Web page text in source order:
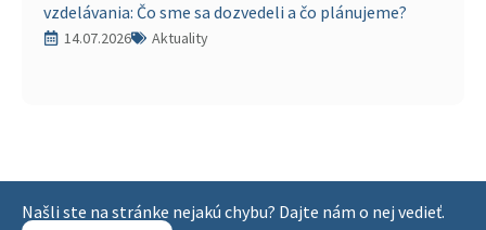
vzdelávania: Čo sme sa dozvedeli a čo plánujeme?
14.07.2026 Aktuality
Našli ste na stránke nejakú chybu? Dajte nám o nej vedieť.